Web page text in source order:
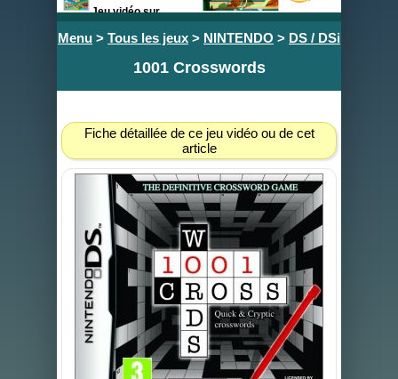
Menu > Tous les jeux > NINTENDO > DS / DSi
1001 Crosswords
Fiche détaillée de ce jeu vidéo ou de cet
article
Jeu vidéo sur
Nintendo Switch